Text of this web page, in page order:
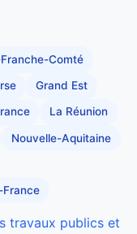
Comté
Grand Est
La Réunion
Nouvelle-Aquitaine
travaux publics et